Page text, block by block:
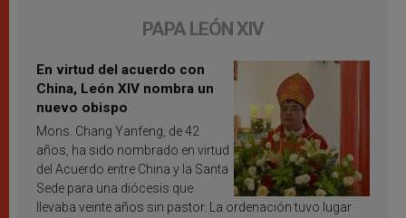
PAPA LEÓN XIV
En virtud del acuerdo con
China, León XIV nombra un
nuevo obispo
Mons. Chang Yanfeng, de 42
años, ha sido nombrado en virtud
del Acuerdo entre China y la Santa
Sede para una diócesis que
llevaba veinte años sin pastor. La ordenación tuvo lugar